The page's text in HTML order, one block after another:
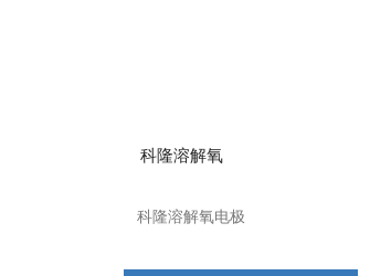
科隆溶解氧
科隆溶解氧电极